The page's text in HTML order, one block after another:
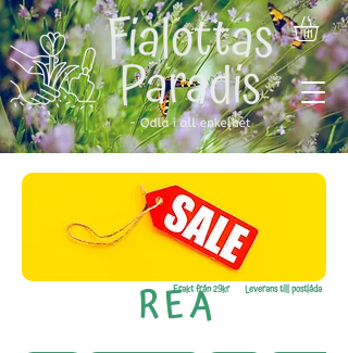
R E A
Frakt från 29kr Leverans till postlåda